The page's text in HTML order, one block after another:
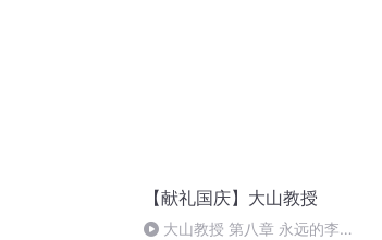
【献礼国庆】大山教授
大山教授 第八章 永远的李保